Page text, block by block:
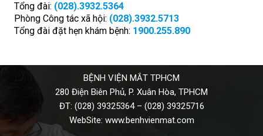
Tổng đài: (028).3932.5364
Phòng Công tác xã hội: (028).3932.5713
Tổng đài đặt hẹn khám bệnh: 1900.255.890
BỆNH VIỆN MẮT TPHCM
280 Điện Biên Phủ, P. Xuân Hòa, TPHCM
ĐT: (028) 39325364– (028) 39325716
WebSite: www.benhvienmat.com